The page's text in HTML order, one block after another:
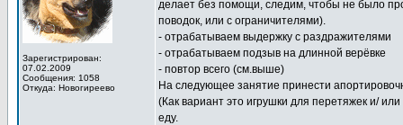
Зарегистрирован:
07.02.2009
Сообщения: 1058
Откуда: Новогиреево
делает без помощи, следим, чтобы не было
поводок, или с ограничителями).
- отрабатываем выдержку с раздражителями
- отрабатываем подзыв на длинной верёвке
- повтор всего (см.выше)
На следующее занятие принести
(Как вариант это игрушки для перетяжек и/
еду.